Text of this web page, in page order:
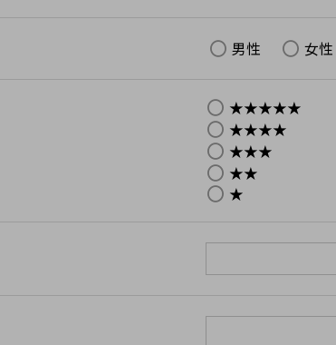
男性 女性
★★★★★
★★★★
★★★
★★
★